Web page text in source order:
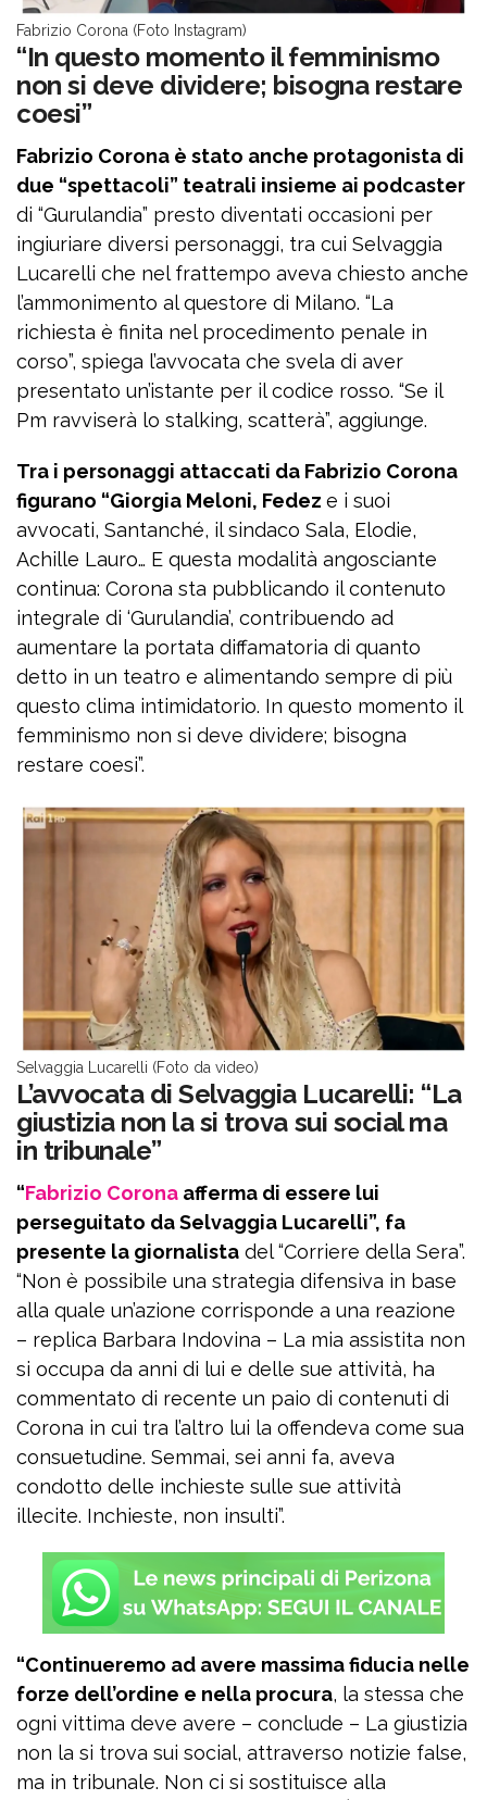
Fabrizio Corona (Foto Instagram)
“In questo momento il femminismo
non si deve dividere; bisogna restare
coesi”
Fabrizio Corona è stato anche protagonista di
due “spettacoli” teatrali insieme ai podcaster
di “Gurulandia” presto diventati occasioni per
ingiuriare diversi personaggi, tra cui Selvaggia
Lucarelli che nel frattempo aveva chiesto anche
l’ammonimento al questore di Milano. “La
richiesta è finita nel procedimento penale in
corso”, spiega l’avvocata che svela di aver
presentato un’istante per il codice rosso. “Se il
Pm ravviserà lo stalking, scatterà”, aggiunge.
Tra i personaggi attaccati da Fabrizio Corona
figurano “Giorgia Meloni, Fedez e i suoi
avvocati, Santanché, il sindaco Sala, Elodie,
Achille Lauro… E questa modalità angosciante
continua: Corona sta pubblicando il contenuto
integrale di ‘Gurulandia’, contribuendo ad
aumentare la portata diffamatoria di quanto
detto in un teatro e alimentando sempre di più
questo clima intimidatorio. In questo momento il
femminismo non si deve dividere; bisogna
restare coesi”.
Selvaggia Lucarelli (Foto da video)
L’avvocata di Selvaggia Lucarelli: “La
giustizia non la si trova sui social ma
in tribunale”
“Fabrizio Corona afferma di essere lui
perseguitato da Selvaggia Lucarelli”, fa
presente la giornalista del “Corriere della Sera”.
“Non è possibile una strategia difensiva in base
alla quale un’azione corrisponde a una reazione
– replica Barbara Indovina – La mia assistita non
si occupa da anni di lui e delle sue attività, ha
commentato di recente un paio di contenuti di
Corona in cui tra l’altro lui la offendeva come sua
consuetudine. Semmai, sei anni fa, aveva
condotto delle inchieste sulle sue attività
illecite. Inchieste, non insulti”.
“Continueremo ad avere massima fiducia nelle
forze dell’ordine e nella procura, la stessa che
ogni vittima deve avere – conclude – La giustizia
non la si trova sui social, attraverso notizie false,
ma in tribunale. Non ci si sostituisce alla